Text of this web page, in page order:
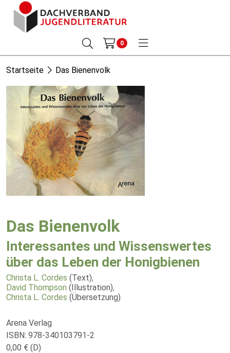
0
Startseite Das Bienenvolk
Das Bienenvolk
Interessantes und Wissenswertes
über das Leben der Honigbienen
Christa L. Cordes (Text),
David Thompson (Illustration),
Christa L. Cordes (Übersetzung)
Arena Verlag
ISBN: 978-340103791-2
0,00 € (D)